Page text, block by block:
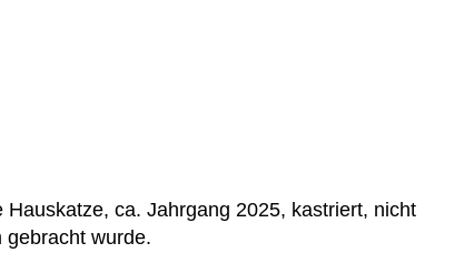
ca. Jahrgang 2025, kastriert, nicht
gebracht wurde.